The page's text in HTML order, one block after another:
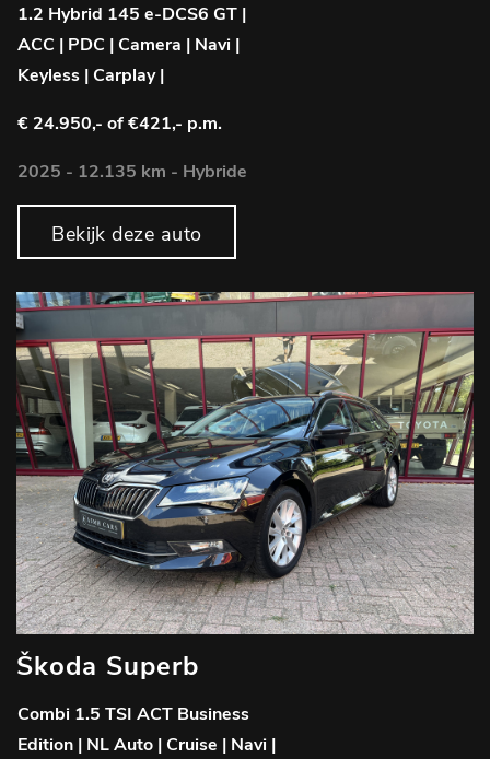
1.2 Hybrid 145 e-DCS6 GT |
ACC | PDC | Camera | Navi |
Keyless | Carplay |
€ 24.950,- of €421,- p.m.
2025 - 12.135 km - Hybride
Bekijk deze auto
Škoda Superb
Combi 1.5 TSI ACT Business
Edition | NL Auto | Cruise | Navi |